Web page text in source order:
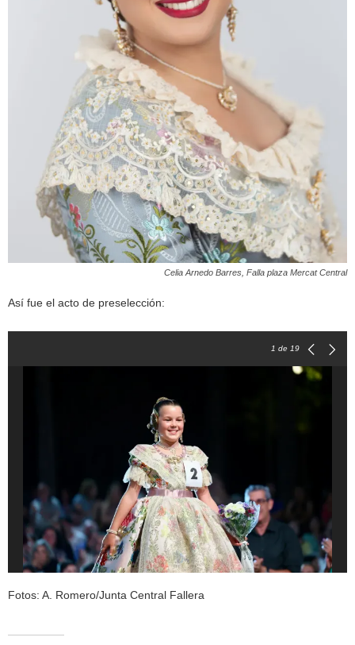
Celia Arnedo Barres, Falla plaza Mercat Central
Así fue el acto de preselección:
1 de 19
Fotos: A. Romero/Junta Central Fallera